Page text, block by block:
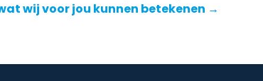
wij voor jou kunnen betekenen →